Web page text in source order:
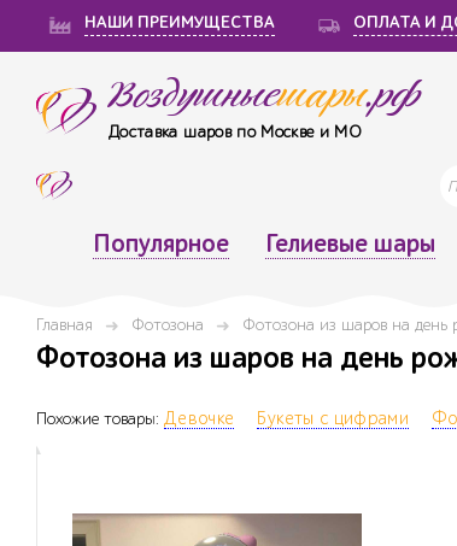
НАШИ ПРЕИМУЩЕСТВА ОПЛАТА И
Воздушныешары.рф
Доставка шаров по Москве и МО
Популярное Гелиевые шары
Главная Фотозона Фотозона из шаров на день
Фотозона из шаров на день
Похожие товары: Девочке Букеты с цифрами